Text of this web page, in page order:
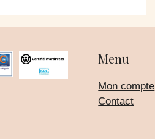
Menu
Mon compte
Contact